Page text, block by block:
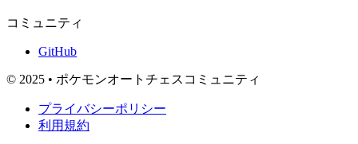
コミュニティ
GitHub
© 2025 • ポケモンオートチェスコミュニティ
プライバシーポリシー
利用規約